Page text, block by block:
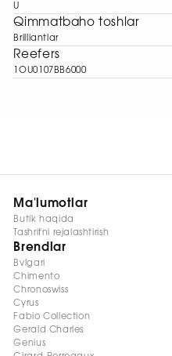
U
Qimmatbaho toshlar
Brilliantlar
Reefers
1OU0107BB6000
Ma'lumotlar
Butik haqida
Tashrifni rejalashtirish
Brendlar
Bvlgari
Chimento
Chronoswiss
Cyrus
Fabio Collection
Gerald Charles
Genius